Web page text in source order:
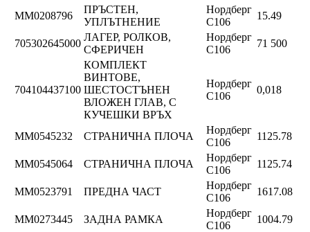
ММ0208796
ПРЪСТЕН,
УПЛЪТНЕНИЕ
Нордберг
C106
15.49
705302645000
ЛАГЕР, РОЛКОВ,
СФЕРИЧЕН
Нордберг
C106
71 500
704104437100
КОМПЛЕКТ
ВИНТОВЕ,
ШЕСТОСТЪНЕН
ВЛОЖЕН ГЛАВ, С
КУЧЕШКИ ВРЪХ
Нордберг
C106
0,018
ММ0545232 СТРАНИЧНА ПЛОЧА
Нордберг
C106
1125.78
ММ0545064 СТРАНИЧНА ПЛОЧА
Нордберг
C106
1125.74
ММ0523791 ПРЕДНА ЧАСТ
Нордберг
C106
1617.08
ММ0273445 ЗАДНА РАМКА
Нордберг
C106
1004.79